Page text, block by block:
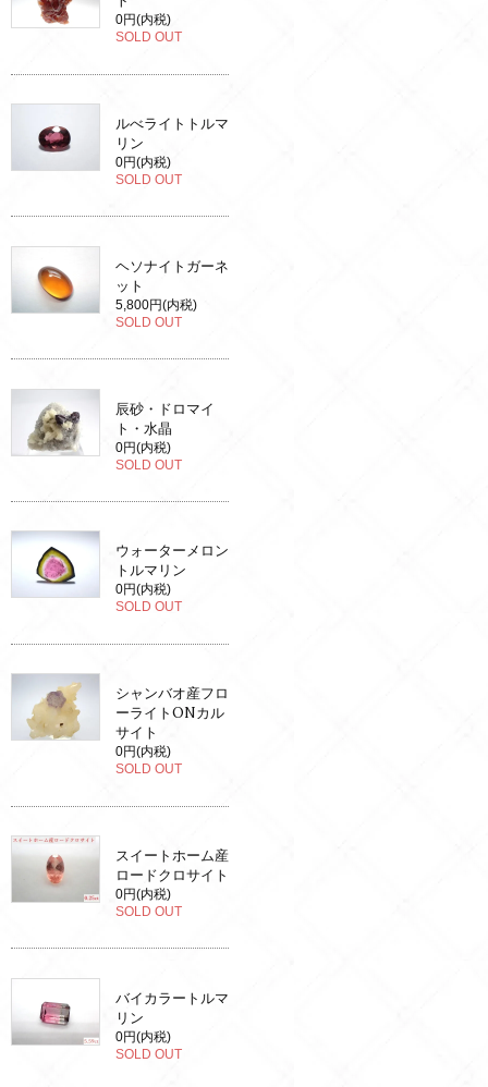
0円(内税)
SOLD OUT
ルべライトトルマ
リン
0円(内税)
SOLD OUT
ヘソナイトガーネ
ット
5,800円(内税)
SOLD OUT
辰砂・ドロマイ
ト・水晶
0円(内税)
SOLD OUT
ウォーターメロン
トルマリン
0円(内税)
SOLD OUT
シャンバオ産フロ
ーライトONカル
サイト
0円(内税)
SOLD OUT
スイートホーム産
ロードクロサイト
0円(内税)
SOLD OUT
バイカラートルマ
リン
0円(内税)
SOLD OUT